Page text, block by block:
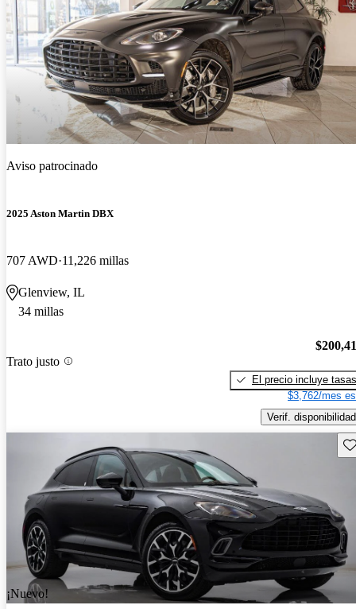
Aviso patrocinado
2025 Aston Martin DBX
707 AWD 11,226 millas
Glenview, IL
34 millas
Trato justo
El precio incluye tasas
$3,762/mes
Verif. disponibilidad
¡Nuevo!